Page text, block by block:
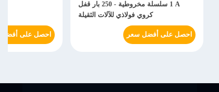
1 A سلسلة مخروطية - 250 بار قفل
كروي فولاذي للآلات الثقيلة
احصل على أفضل سعر احصل على